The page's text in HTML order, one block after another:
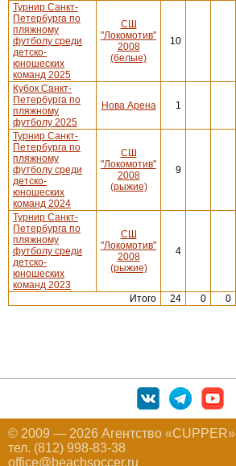
Турнир Санкт-
Петербурга по
пляжному
футболу среди
детско-
юношеских
команд 2025
СШ
"Локомотив"
2008
(белые)
10
Кубок Санкт-
Петербурга по
пляжному
футболу 2025
Нова Арена 1
Турнир Санкт-
Петербурга по
пляжному
футболу среди
детско-
юношеских
команд 2024
СШ
"Локомотив"
2008
(рыжие)
9
Турнир Санкт-
Петербурга по
пляжному
футболу среди
детско-
юношеских
команд 2023
СШ
"Локомотив"
2008
(рыжие)
4
Итого 24 0 0
© 2009 — 2026 Агентство «CUPPER»
тел. (812) 998-83-38
office@beachsoccer.ru